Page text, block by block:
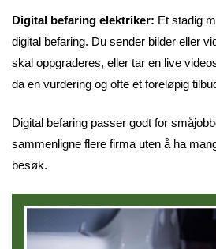
Digital befaring elektriker: Et stadig
digital befaring. Du sender bilder eller
skal oppgraderes, eller tar en live
da en vurdering og ofte et foreløpig
Digital befaring passer godt for
sammenligne flere firma uten å ha
besøk.